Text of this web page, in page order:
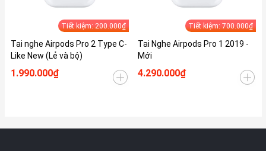
Tiết kiệm: 200.000₫
Tai nghe Airpods Pro 2 Type C-
Like New (Lẻ và bộ)
1.990.000₫
Tiết kiệm: 700.000₫
Tai Nghe Airpods Pro 1 2019 -
Mới
4.290.000₫